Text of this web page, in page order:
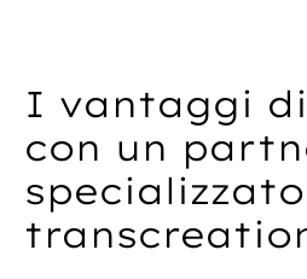
I vantaggi
con un